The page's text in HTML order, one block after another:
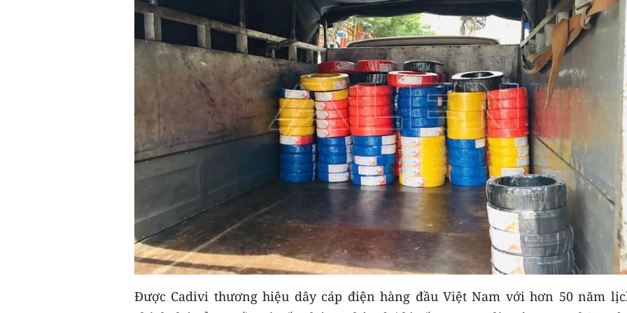
Được Cadivi thương hiệu dây cáp điện hàng đầu Việt Nam với hơn 50 năm